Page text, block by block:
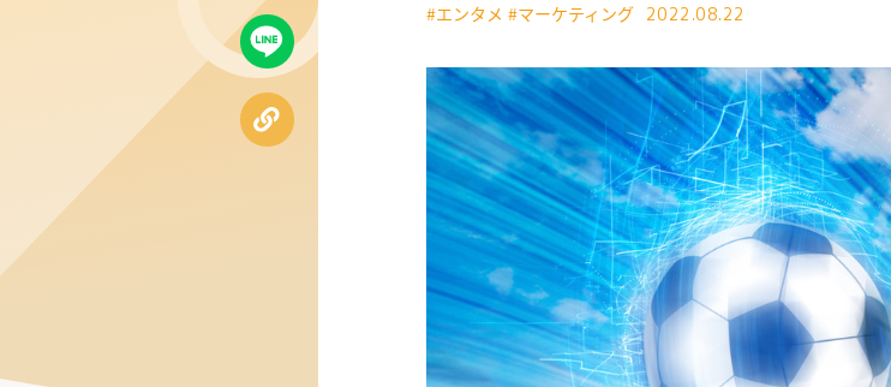
公式Facebook
#エンタメ #マーケティング 2022.08.22